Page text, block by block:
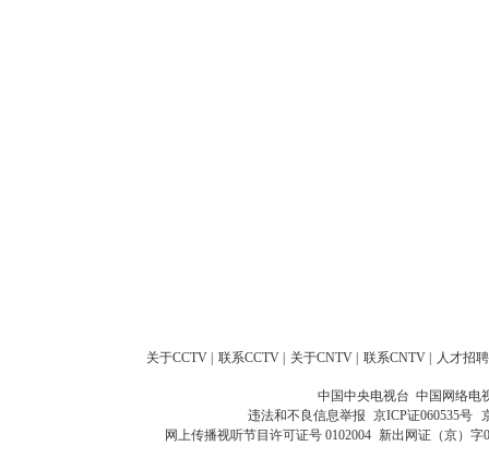
关于CCTV 联系CCTV 关于CNTV 联系CNTV 人才招聘
中国中央电视台 中国网络电
违法和不良信息举报 京ICP证060535号
网上传播视听节目许可证号 0102004 新出网证（京）